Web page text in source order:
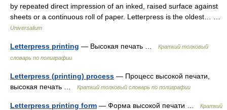
by repeated direct impression of an inked, raised surface against
sheets or a continuous roll of paper. Letterpress is the oldest… …
Universalium
Letterpress printing — Высокая печать …
Краткий толковый
словарь по полиграфии
Letterpress (printing) process — Процесс высокой печати,
высокая печать …
Краткий толковый словарь по полиграфии
Letterpress printing form — Форма высокой печати …
Краткий